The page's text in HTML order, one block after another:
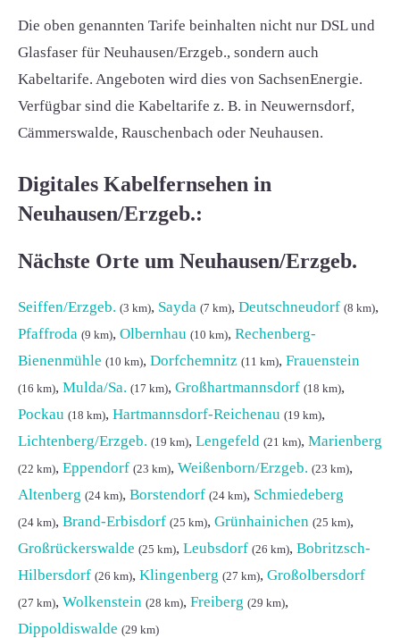
Die oben genannten Tarife beinhalten nicht nur DSL und
Glasfaser für Neuhausen/Erzgeb., sondern auch
Kabeltarife. Angeboten wird dies von SachsenEnergie.
Verfügbar sind die Kabeltarife z. B. in Neuwernsdorf,
Cämmerswalde, Rauschenbach oder Neuhausen.
Digitales Kabelfernsehen in
Neuhausen/Erzgeb.:
Nächste Orte um Neuhausen/Erzgeb.
Seiffen/Erzgeb. (3 km), Sayda (7 km), Deutschneudorf (8 km),
Pfaffroda (9 km), Olbernhau (10 km), Rechenberg-
Bienenmühle (10 km), Dorfchemnitz (11 km), Frauenstein
(16 km), Mulda/Sa. (17 km), Großhartmannsdorf (18 km),
Pockau (18 km), Hartmannsdorf-Reichenau (19 km),
Lichtenberg/Erzgeb. (19 km), Lengefeld (21 km), Marienberg
(22 km), Eppendorf (23 km), Weißenborn/Erzgeb. (23 km),
Altenberg (24 km), Borstendorf (24 km), Schmiedeberg
(24 km), Brand-Erbisdorf (25 km), Grünhainichen (25 km),
Großrückerswalde (25 km), Leubsdorf (26 km), Bobritzsch-
Hilbersdorf (26 km), Klingenberg (27 km), Großolbersdorf
(27 km), Wolkenstein (28 km), Freiberg (29 km),
Dippoldiswalde (29 km)